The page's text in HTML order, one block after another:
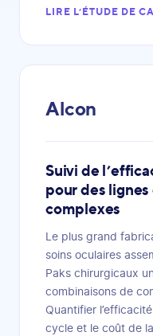
LIRE L’ÉTUDE DE
Alcon
Suivi de
pour des lignes
complexes
Le plus grand
soins oculaires
Paks chirurgicaux
combinaisons de
Quantifier
cycle et le coût de